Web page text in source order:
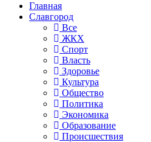
Главная
Славгород
Все
ЖКХ
Спорт
Власть
Здоровье
Культура
Общество
Политика
Экономика
Образование
Происшествия